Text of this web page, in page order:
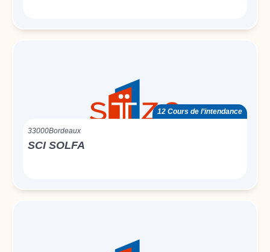
12 Cours de l’intendance
33000Bordeaux
SCI SOLFA